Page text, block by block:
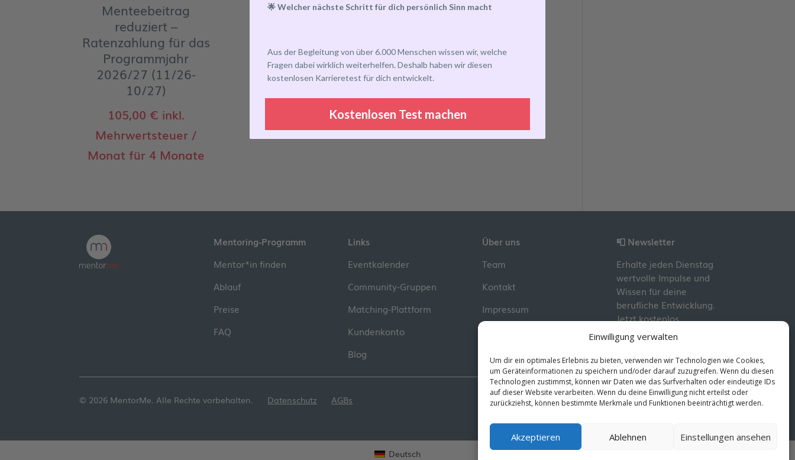
Einwilligung verwalten
Um dir ein optimales Erlebnis zu bieten, verwenden wir Technologien wie Cookies,
um Geräteinformationen zu speichern und/oder darauf zuzugreifen. Wenn du diesen
Technologien zustimmst, können wir Daten wie das Surfverhalten oder eindeutige IDs
auf dieser Website verarbeiten. Wenn du deine Einwilligung nicht erteilst oder
zurückziehst, können bestimmte Merkmale und Funktionen beeinträchtigt werden.
Akzeptieren Ablehnen Einstellungen ansehen
Menteebeitrag
reduziert –
Ratenzahlung für das
Programmjahr
2026/27 (11/26-
10/27)
105,00 € inkl.
Mehrwertsteuer /
Monat für 4 Monate
Mentoring-Programm
Mentor*in finden
Ablauf
Preise
FAQ
Links
Eventkalender
Community-Gruppen
Matching-Plattform
Kundenkonto
Blog
Über uns
Team
Kontakt
Impressum
📮 Newsletter
Erhalte jeden Dienstag
wertvolle Impulse und
Wissen für deine
berufliche Entwicklung.
Jetzt kostenlos
abonnieren!
© 2026 MentorMe. Alle Rechte vorbehalten. Datenschutz AGBs
Deutsch
🌟 Welcher nächste Schritt für dich persönlich Sinn macht
Aus der Begleitung von über 6.000 Menschen wissen wir, welche
Fragen dabei wirklich weiterhelfen. Deshalb haben wir diesen
kostenlosen Karrieretest für dich entwickelt.
Kostenlosen Test machen